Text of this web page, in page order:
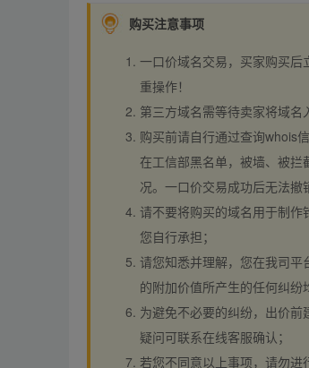
购买注意事项
一口价域名交易，买家购买
重操作！
第三方域名需等待卖家将域名
购买前请自行通过查询whois
在工信部黑名单，被墙、被
况。一口价交易成功后无法撤
请不要将购买的域名用于制
您自行承担；
请您知悉并理解，您在我司平
的附加价值所产生的任何纠纷
为避免不必要的纠纷，出价前
疑问可联系在线客服确认；
若您不同意以上事项，请勿进